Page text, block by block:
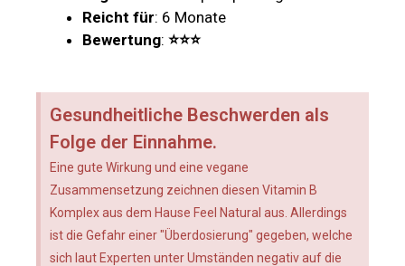
Reicht für: 6 Monate
Bewertung: ⭐⭐⭐
Gesundheitliche Beschwerden als
Folge der Einnahme.
Eine gute Wirkung und eine vegane
Zusammensetzung zeichnen diesen Vitamin B
Komplex aus dem Hause Feel Natural aus. Allerdings
ist die Gefahr einer "Überdosierung" gegeben, welche
sich laut Experten unter Umständen negativ auf die